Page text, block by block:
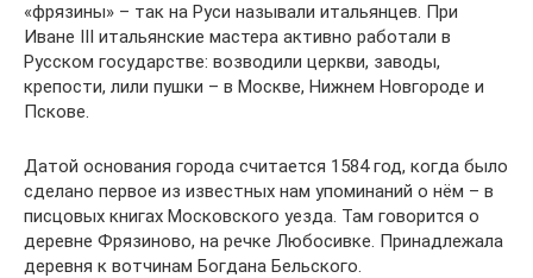
«фрязины» – так на Руси называли итальянцев. При
Иване III итальянские мастера активно работали в
Русском государстве: возводили церкви, заводы,
крепости, лили пушки – в Москве, Нижнем Новгороде и
Пскове.
Датой основания города считается 1584 год, когда было
сделано первое из известных нам упоминаний о нём – в
писцовых книгах Московского уезда. Там говорится о
деревне Фрязиново, на речке Любосивке. Принадлежала
деревня к вотчинам Богдана Бельского.